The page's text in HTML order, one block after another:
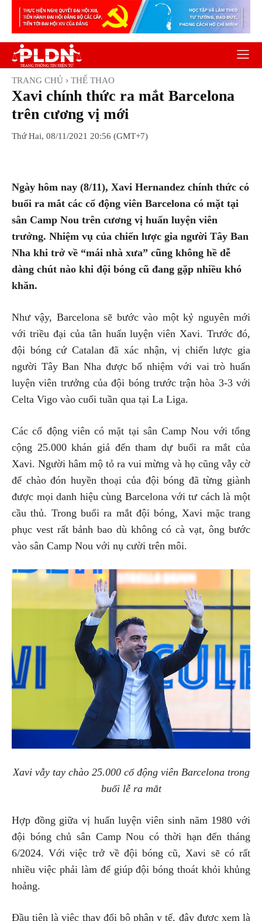
TRANG CHỦ THỂ THAO
Xavi chính thức ra mắt Barcelona
trên cương vị mới
Thứ Hai, 08/11/2021 20:56 (GMT+7)
Ngày hôm nay (8/11), Xavi Hernandez chính thức có
buổi ra mắt các cổ động viên Barcelona có mặt tại
sân Camp Nou trên cương vị huấn luyện viên
trưởng. Nhiệm vụ của chiến lược gia người Tây Ban
Nha khi trở về “mái nhà xưa” cũng không hề dễ
dàng chút nào khi đội bóng cũ đang gặp nhiều khó
khăn.
Như vậy, Barcelona sẽ bước vào một kỷ nguyên mới
với triều đại của tân huấn luyện viên Xavi. Trước đó,
đội bóng cứ Catalan đã xác nhận, vị chiến lược gia
người Tây Ban Nha được bổ nhiệm với vai trò huấn
luyện viên trưởng của đội bóng trước trận hòa 3-3 với
Celta Vigo vào cuối tuần qua tại La Liga.
Các cổ động viên có mặt tại sân Camp Nou với tổng
cộng 25.000 khán giả đến tham dự buổi ra mắt của
Xavi. Người hâm mộ tỏ ra vui mừng và họ cũng vẫy cờ
để chào đón huyền thoại của đội bóng đã từng giành
được mọi danh hiệu cùng Barcelona với tư cách là một
cầu thủ. Trong buổi ra mắt đội bóng, Xavi mặc trang
phục vest rất bảnh bao dù không có cà vạt, ông bước
vào sân Camp Nou với nụ cười trên môi.
Xavi vẫy tay chào 25.000 cổ động viên Barcelona trong
buổi lễ ra mắt
Hợp đồng giữa vị huấn luyện viên sinh năm 1980 với
đội bóng chủ sân Camp Nou có thời hạn đến tháng
6/2024. Với việc trở về đội bóng cũ, Xavi sẽ có rất
nhiều việc phải làm để giúp đội bóng thoát khỏi khủng
hoảng.
Đầu tiên là việc thay đổi bộ phận y tế, đây được xem là